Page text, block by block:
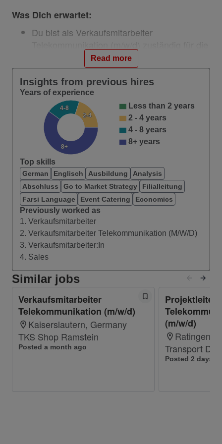
Was Dich erwartet:
Du bist als Verkaufsmitarbeiter
englischsprachige Beratung und den Verkauf
von Telefon-, Mobilfunk-, Internet- und
Fernsehprodukten.
Du findest für alle Bedürfnisse der
Kund:innen die richtige Lösung und berätst
sie bei Kauf und bei der Inbetriebnahme
unseres vielfältigen Produktangebots.
Du betreust die Kund:innen und sorgst für
die planmäßige Abwicklung der Zahlungen.
Du erfasst Neuverträge im Kund:innen-
Verwaltungssystem und unterstützt bei der
Gestaltung und Pflege des
Erscheinungsbildes des Shops.
Was Dich auszeichnet:
Technisches Know-How und Neugier auf
Flexibilität und Reisebereitschaft
(Führerschein Klasse B, idealerweise mit
eigenem PKW).
Erste Erfahrungen im Verkauf im Bereich
Telekommunikation.
Selbstsicheres und verbindliches Auftreten.
Fließende Englischkenntnisse in Wort und
Read more
Insights from previous hires
Years of experience
2-4
4-8
8+
Less than 2 years
2 - 4 years
4 - 8 years
8+ years
Top skills
German Englisch Ausbildung
Analysis
Abschluss
Go to Market Strategy
Filialleitung
Farsi Language
Event Catering Economics
Previously worked as
1. Verkaufsmitarbeiter
2. Verkaufsmitarbeiter Telekommunikation (M/W/D)
3. Verkaufsmitarbeiter:In
4. Sales
Similar jobs
Verkaufsmitarbeiter
Telekommunikation (m/w/d)
Kaiserslautern, Germany
TKS Shop Ramstein
Posted a month ago
Projektleiter
(m/w/d)
Ratingen,
Transport
Posted 2 days